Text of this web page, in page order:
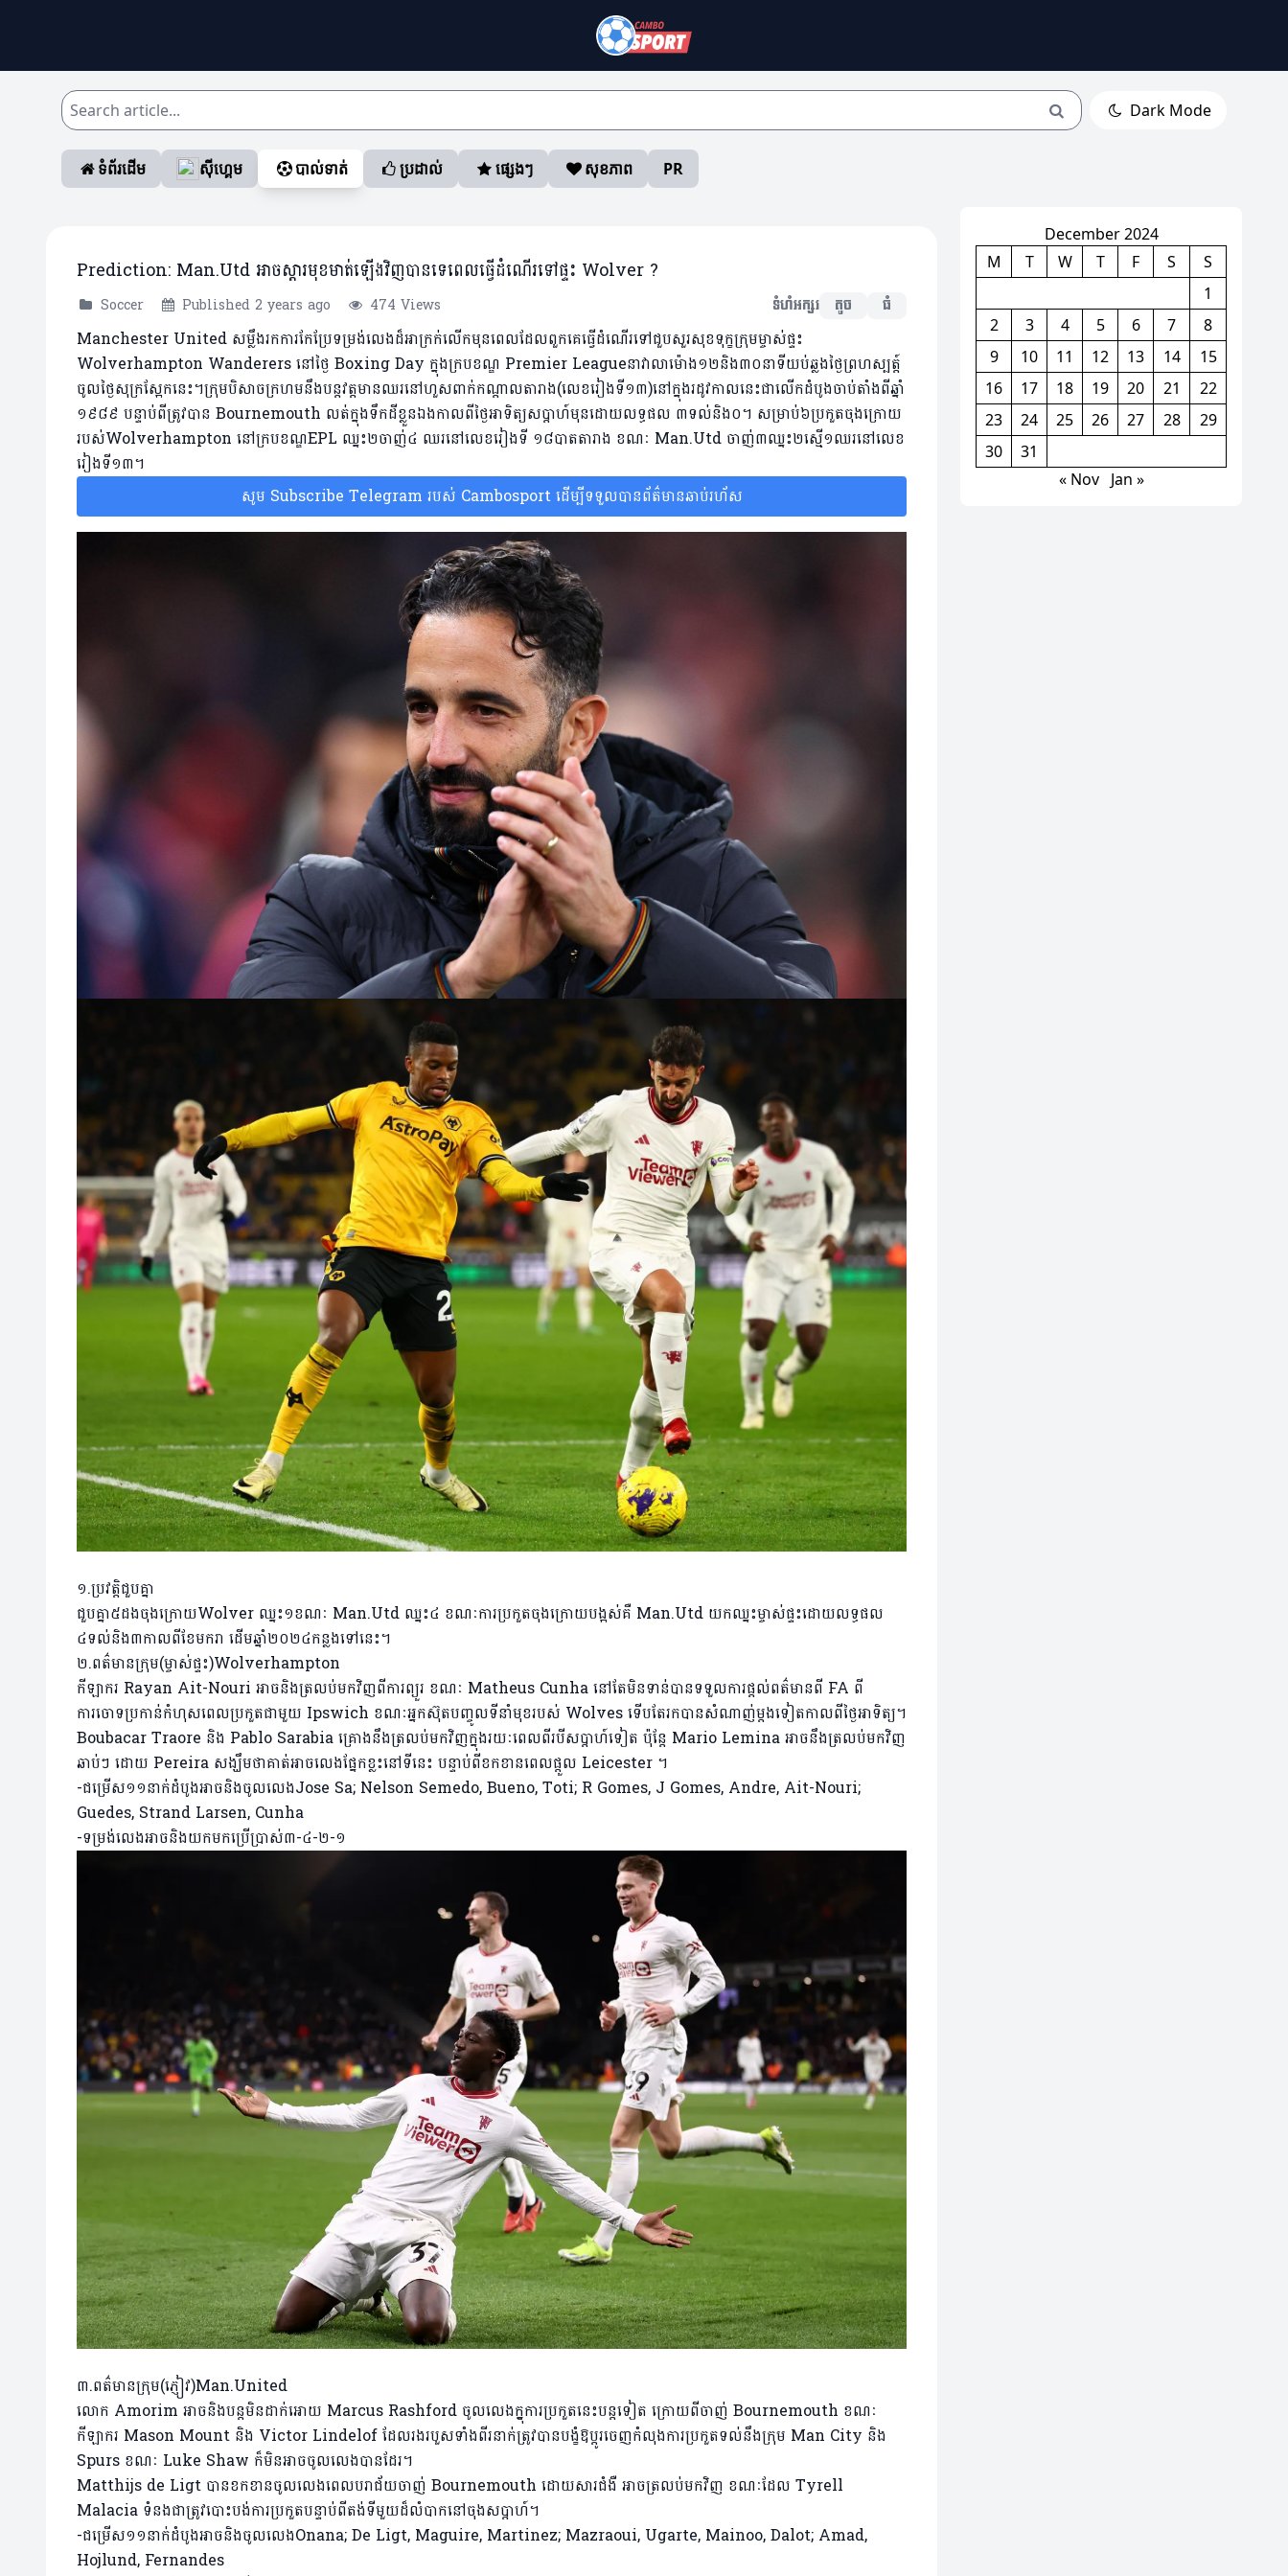
Dark Mode
ទំព័រដើម ស៊ីហ្គេម បាល់ទាត់ ប្រដាល់ ផ្សេងៗ សុខភាព PR
Prediction: Man.Utd អាចស្តារមុខមាត់ឡើងវិញបានទេពេលធ្វើដំណើរទៅផ្ទះ Wolver ?
Soccer Published 2 years ago 474 Views ទំហំអក្សរ តូច ធំ
Manchester United សម្លឹង​រក​ការ​កែប្រែ​ទម្រង់​លេង​ដ៏​អាក្រក់​លើក​មុន​ពេល​ដែល​ពួក​គេ​ធ្វើដំណើរទៅជួបសួរសុខទុក្ខក្រុមម្ចាស់ផ្ទះ
Wolverhampton Wanderers នៅ​ថ្ងៃ Boxing Day ក្នុងក្របខណ្ឌ Premier Leagueនាវាលាម៉ោង១២និង៣០នាទីយប់ឆ្លងថ្ងៃព្រហស្បត្ត៍
ចូលថ្ងៃសុក្រស្អែកនេះ។ក្រុមបិសាចក្រហមនឹងបន្តវត្តមានឈរនៅហួសពាក់កណ្តាលតារាង(លេខរៀងទី១៣)នៅក្នុងរដូវកាលនេះជាលើកដំបូងចាប់តាំងពីឆ្នាំ
១៩៨៩ បន្ទាប់ពីត្រូវបាន Bournemouth លត់ក្នុងទឹកដីខ្លួនឯងកាលពីថ្ងៃអាទិត្យសប្តាហ៍មុនដោយលទ្ធផល ៣ទល់និង០។ សម្រាប់៦ប្រកួតចុងក្រោយ
របស់Wolverhampton នៅក្របខណ្ឌEPL ឈ្នះ២ចាញ់៤ ឈរនៅលេខរៀងទី ១៨បាតតារាង ខណៈ Man.Utd ចាញ់៣ឈ្នះ២ស្មើ១ឈរនៅលេខ
រៀងទី១៣។
សូម Subscribe Telegram របស់ Cambosport ដើម្បីទទួលបានព័ត៌មានឆាប់រហ័ស
១.ប្រវត្តិជួបគ្នា
ជួបគ្នា៥ដងចុងក្រោយWolver ឈ្នះ១ខណៈ Man.Utd ឈ្នះ៤ ខណៈការប្រកួតចុងក្រោយបង្អស់គឺ Man.Utd យកឈ្នះម្ចាស់ផ្ទះដោយលទ្ធផល
៤ទល់និង៣កាលពីខែមករា ដើមឆ្នាំ២០២៤កន្លងទៅនេះ។
២.ពត៌មានក្រុម(ម្ចាស់ផ្ទះ)Wolverhampton
កីឡាករ Rayan Ait-Nouri អាចនិងត្រលប់មកវិញពីការព្យួរ ខណៈ Matheus Cunha នៅតែមិនទាន់បានទទួលការផ្តល់ពត៌មានពី FA ពី
ការចោទប្រកាន់កំហុសពេលប្រកួតជាមួយ Ipswich ខណៈអ្នកស៊ុតបញ្ចូលទីនាំមុខរបស់ Wolves ទើបតែរកបានសំណាញ់ម្តងទៀតកាលពីថ្ងៃអាទិត្យ។
Boubacar Traore និង Pablo Sarabia គ្រោងនឹងត្រលប់មកវិញក្នុងរយៈពេលពីរបីសប្តាហ៍ទៀត ប៉ុន្តែ Mario Lemina អាចនឹងត្រលប់មកវិញ
ឆាប់ៗ ដោយ Pereira សង្ឃឹមថាគាត់អាចលេងផ្នែកខ្លះនៅទីនេះ បន្ទាប់ពីខកខានពេលផ្តួល Leicester ។
-ជម្រើស១១នាក់ដំបូងអាចនិងចូលលេងJose Sa; Nelson Semedo, Bueno, Toti; R Gomes, J Gomes, Andre, Ait-Nouri;
Guedes, Strand Larsen, Cunha
-ទម្រង់លេងអាចនិងយកមកប្រើប្រាស់៣-៤-២-១
៣.ពត៌មានក្រុម(ភ្ញៀវ)Man.United
លោក Amorim អាចនិងបន្តមិនដាក់អោយ Marcus Rashford ចូលលេងក្នុ្ងការប្រកួតនេះបន្តទៀត ក្រោយពីចាញ់ Bournemouth ខណៈ
កីឡាករ Mason Mount និង Victor Lindelof ដែលរងរបួសទាំងពីរនាក់ត្រូវបានបង្ខំឱប្តូរចេញកំលុងការប្រកួតទល់នឹងក្រុម Man City និង
Spurs ខណៈ Luke Shaw ក៏មិនអាចចូលលេងបានដែរ។
Matthijs de Ligt បានខកខានចូលលេងពេលបរាជ័យចាញ់ Bournemouth ដោយសារជំងឺ អាចត្រលប់មកវិញ ខណៈដែល Tyrell
Malacia ទំនងជាត្រូវបោះបង់ការប្រកួតបន្ទាប់ពីតង់ទីមួយដ៏លំបាកនៅចុងសប្តាហ៍។
-ជម្រើស១១នាក់ដំបូងអាចនិងចូលលេងOnana; De Ligt, Maguire, Martinez; Mazraoui, Ugarte, Mainoo, Dalot; Amad,
Hojlund, Fernandes
December 2024
M
T W T F S
S
1
2
3 4 5 6 7
8
9
10 11 12 13 14
15
16
17 18 19 20 21
22
23
24 25 26 27 28
29
30
31
« Nov
Jan »